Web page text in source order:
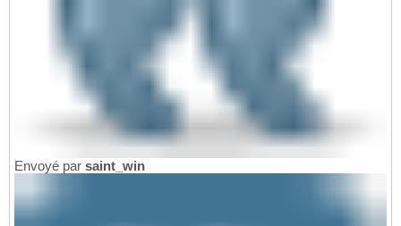
Envoyé par saint_win